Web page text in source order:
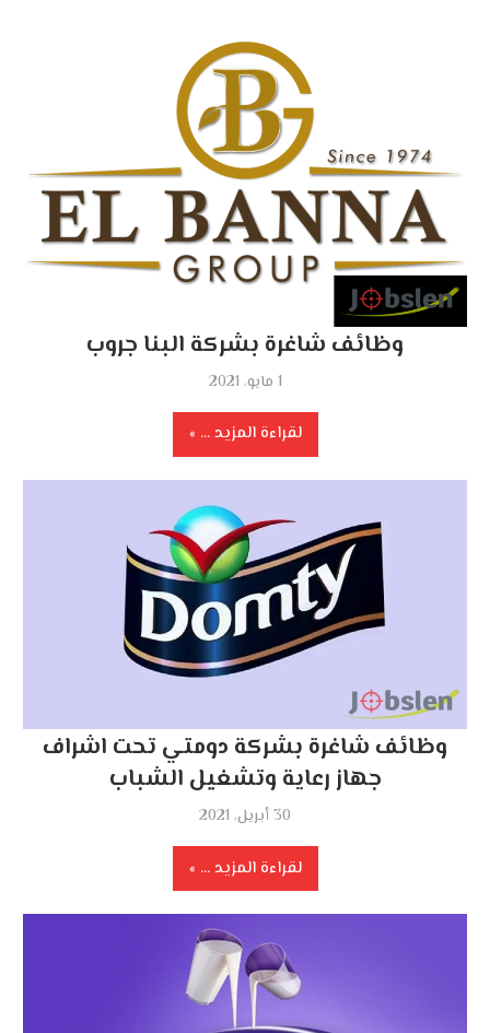
وظائف شاغرة بشركة البنا جروب
1 مايو، 2021
لقراءة المزيد ...
وظائف شاغرة بشركة دومتي تحت اشراف
جهاز رعاية وتشغيل الشباب
30 أبريل، 2021
لقراءة المزيد ...